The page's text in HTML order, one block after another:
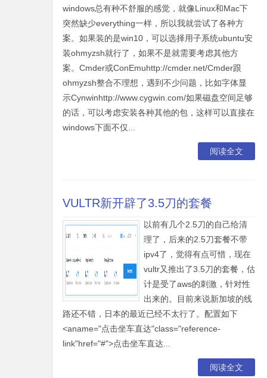
windows总有种不舒服的感觉，就像Linux和Mac下
突然缺少everything一样，所以我就尝试了各种方
案。如果装的是win10，可以选择用子系统ubuntu安
装ohmyzsh就行了，如果不是就需要考虑其他方
案。Cmder或ConEmuhttp://cmder.net/Cmder跟
ohmyzsh整合不理想，遇到不少问题，比如字体显
示Cynwinhttp://www.cygwin.com/如果磁盘空间足够
的话，可以考虑安装各种其他的包，这样可以直接在
windows下面不仅...
阅读全文
VULTR新开辟了3.5刀的套餐
以前有几个2.5刀的自己给清
理了，后来的2.5刀套餐不带
ipv4了，觉得有点可惜，现在
vultr又推出了3.5刀的套餐，估
计是受了aws的刺激，针对性
出来的。目前来说新加坡的线
路还不错，日本的最近已经不太行了。配置如下
˂aname="点击坐车直达"class="reference-
link"href="#"˃点击坐车直达...
阅读全文